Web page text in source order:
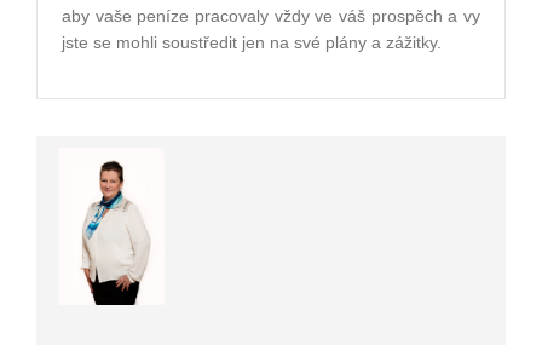
aby vaše peníze pracovaly vždy ve váš prospěch a vy
jste se mohli soustředit jen na své plány a zážitky.